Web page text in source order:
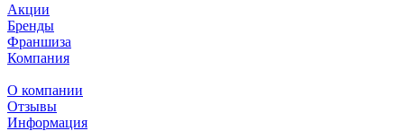
Акции
Бренды
Франшиза
Компания
О компании
Отзывы
Информация